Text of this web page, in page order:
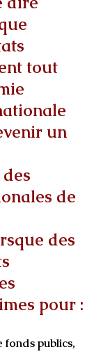
tout
un
de
des
pour :
fonds publics,